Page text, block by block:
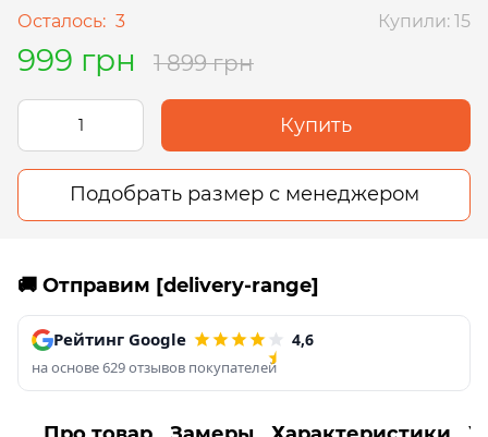
Осталось: 3 Купили: 15
999 грн 1 899 грн
Купить
Подобрать размер с менеджером
🚚 Отправим [delivery-range]
Рейтинг Google 4,6
на основе 629 отзывов покупателей